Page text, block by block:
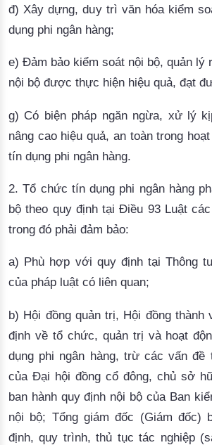
đ) Xây dựng, duy trì văn hóa kiểm
dụng phi ngân hàng;
e) Đảm bảo kiểm soát nội bộ, quản lý
nội bộ được thực hiện hiệu quả, đạt
g) Có biện pháp ngăn ngừa, xử lý
nâng cao hiệu quả, an toàn trong
tín dụng phi ngân hàng.
2. Tổ chức tín dụng phi ngân hàng
bộtheo quy định tại Điều 93 Luật
trong đó phải đảm bảo:
a) Phù hợp với quy định tại Thông
của pháp luật có liên quan;
b) Hội đồng quản trị, Hội đồng thành
định về tổ chức, quản trị và hoạt
dụng phi ngân hàng, trừ các vấn đề
của Đại hội đồng cổ đông, chủ sở
ban hành quy định nội bộ của Ban
nội bộ; Tổng giám đốc (Giám đốc)
định, quy trình, thủ tục tác nghiệp